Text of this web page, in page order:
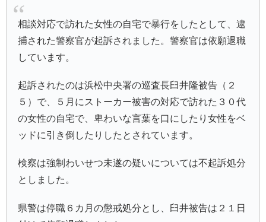
相談対応で訪れた女性の自宅で暴行をしたとして、逮
捕された警察官が起訴されました。警察官は依願退職
しています。
起訴されたのは浜松中央署の巡査長臼井隆被告（２
５）で、５月にストーカー被害の対応で訪れた３０代
の女性の自宅で、卑わいな言葉を口にしたり女性をベ
ッドに引き倒したりしたとされています。
検察は強制わいせつ未遂の疑いについては不起訴処分
としました。
県警は停職６カ月の懲戒処分とし、臼井被告は２１日